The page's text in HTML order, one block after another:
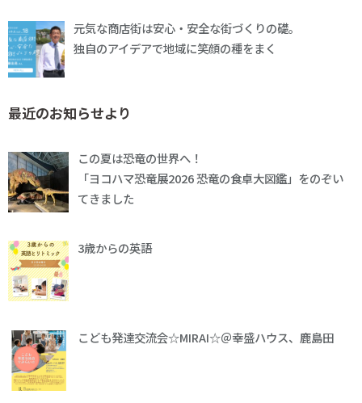
元気な商店街は安心・安全な街づくりの礎。
独自のアイデアで地域に笑顔の種をまく
最近のお知らせより
この夏は恐竜の世界へ！
「ヨコハマ恐竜展2026 恐竜の食卓大図鑑」をのぞい
てきました
3歳からの英語
こども発達交流会☆MIRAI☆＠幸盛ハウス、鹿島田